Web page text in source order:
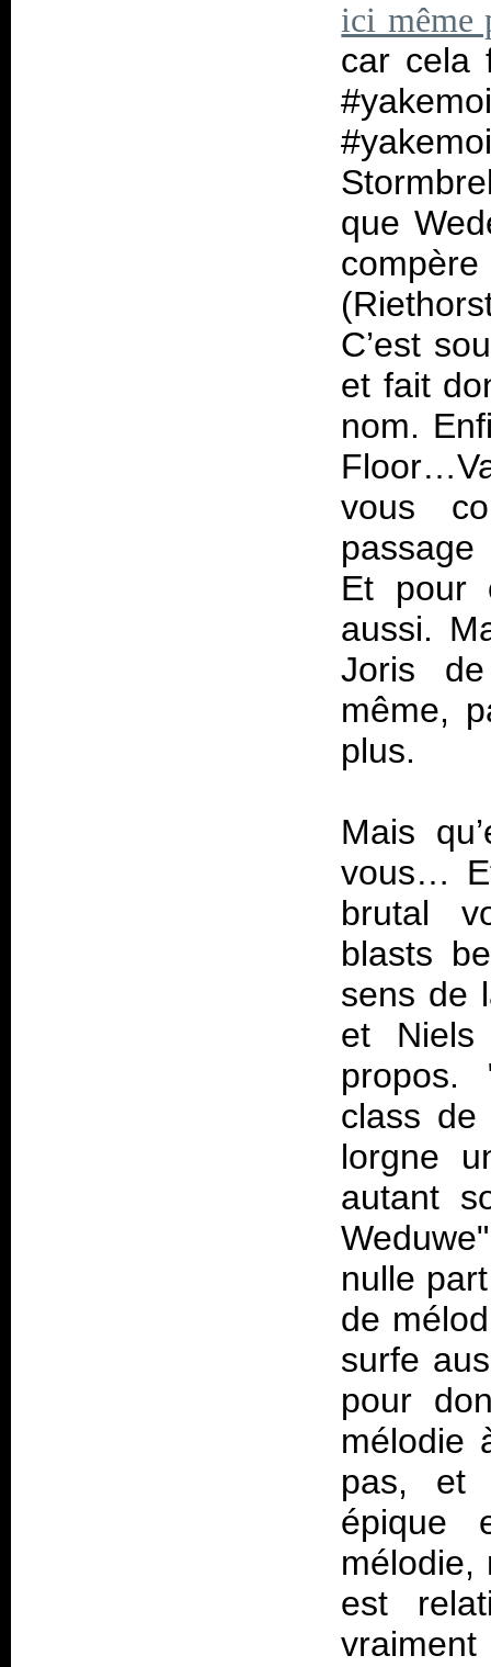
ici même
car cela
que
C’est
et fait
nom.
vous
passage
Et pour
aussi.
Joris
même,
plus.
Mais
vous…
brutal
blasts
sens de
et
propos.
class de
lorgne
autant
nulle
de
surfe
pour
mélodie
pas, et
épique
mélodie,
est